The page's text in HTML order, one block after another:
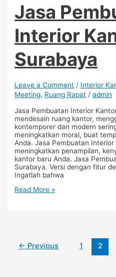
Jasa
Interior
Surabaya
Leave a Comment / Interior
Meeting, Ruang Rapat /admin
Jasa Pembuatan Interior
mendesain ruang kantor,
kontemporer dan modern
meningkatkan moral, buat
Anda. Jasa Pembuatan
meningkatkan penampilan,
kantor baru Anda. Jasa
Surabaya. Versi dengan fitur
Ingatlah bahwa
Read More »
← Previous 1 2